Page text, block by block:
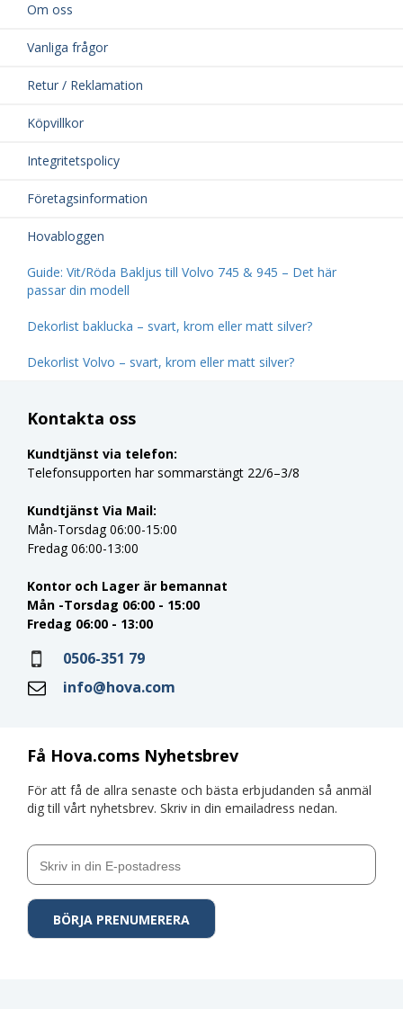
Om oss
Vanliga frågor
Retur / Reklamation
Köpvillkor
Integritetspolicy
Företagsinformation
Hovabloggen
Guide: Vit/Röda Bakljus till Volvo 745 & 945 – Det här
passar din modell
Dekorlist baklucka – svart, krom eller matt silver?
Dekorlist Volvo – svart, krom eller matt silver?
Få Hova.coms Nyhetsbrev
För att få de allra senaste och bästa erbjudanden så anmäl
dig till vårt nyhetsbrev. Skriv in din emailadress nedan.
Kontakta oss
Kundtjänst via telefon:
Telefonsupporten har sommarstängt 22/6–3/8
Kundtjänst Via Mail:
Mån-Torsdag 06:00-15:00
Fredag 06:00-13:00
Kontor och Lager är bemannat
Mån -Torsdag 06:00 - 15:00
Fredag 06:00 - 13:00
0506-351 79
info@hova.com